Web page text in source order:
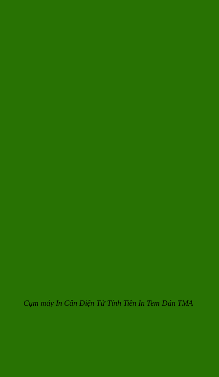
Cụm máy In Cân Điện Tử Tính Tiền In Tem Dán TMA